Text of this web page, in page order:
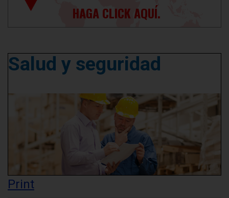
HAGA CLICK AQUÍ.
Salud y seguridad
Print